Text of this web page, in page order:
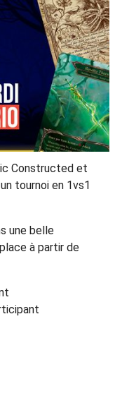
Constructed et
tournoi en 1vs1
une belle
à partir de